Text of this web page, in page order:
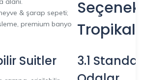
& şarap sepeti;
premium banyo
Suitler
Tropikal
3.1